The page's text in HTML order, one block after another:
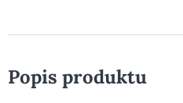
Popis produktu